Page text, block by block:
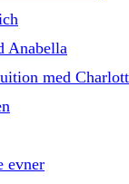
Anabella
med
evner